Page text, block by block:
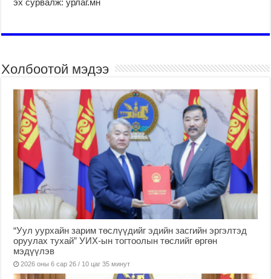
эх сурвалж: урлаг.мн
Холбоотой мэдээ
“Уул уурхайн зарим төслүүдийг эдийн засгийн эргэлтэд
оруулах тухай” УИХ-ын тогтоолын төслийг өргөн
мэдүүлэв
2026 оны 6 сар 26 / 10 цаг 35 минут